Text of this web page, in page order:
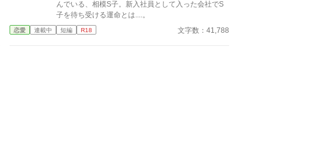
んでいる、相模S子。新入社員として入った会社でS
子を待ち受ける運命とは....。
恋愛 連載中 短編 R18 文字数：41,788